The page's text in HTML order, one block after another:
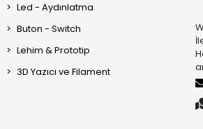
Led - Aydınlatma
Buton - Switch
Lehim & Prototip
3D Yazıcı ve Filament